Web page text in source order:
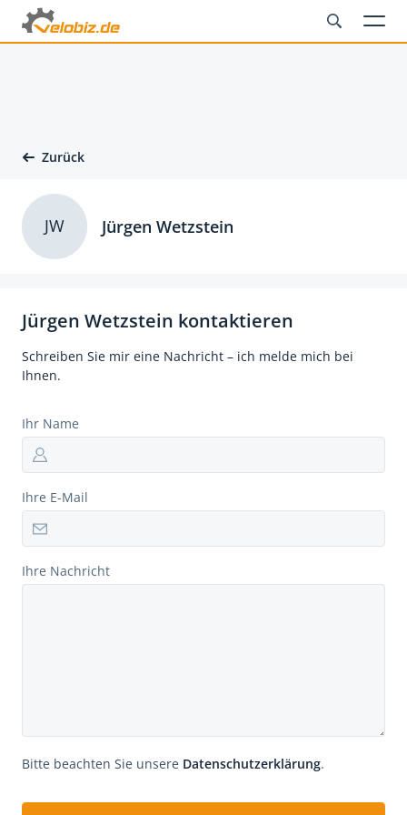
Zurück
Jürgen Wetzstein kontaktieren
Schreiben Sie mir eine Nachricht – ich melde mich bei
Ihnen.
Ihr Name
Ihre E-Mail
Ihre Nachricht
Bitte beachten Sie unsere Datenschutzerklärung.
JW Jürgen Wetzstein